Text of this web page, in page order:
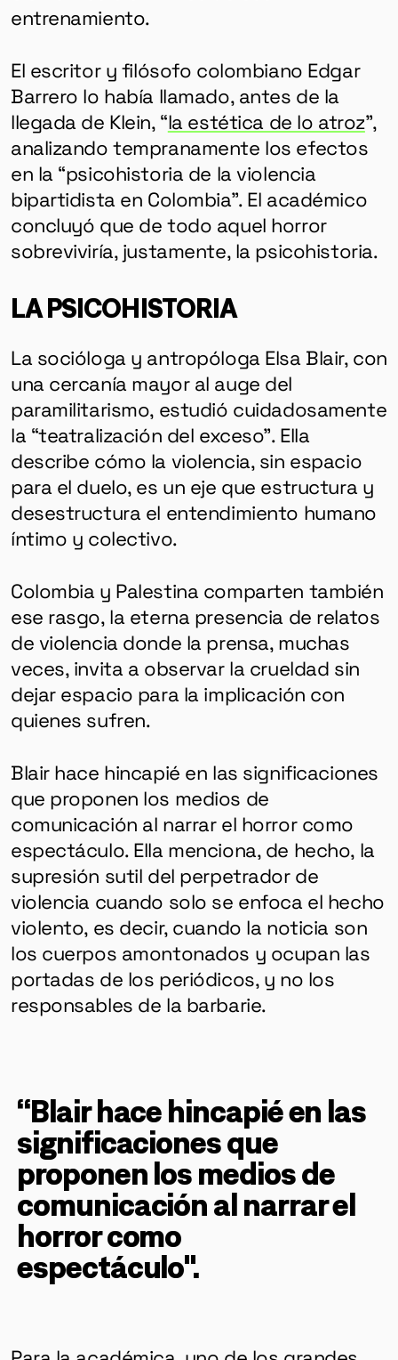
entrenamiento.
El escritor y filósofo colombiano Edgar
Barrero lo había llamado, antes de la
llegada de Klein, “la estética de lo atroz”,
analizando tempranamente los efectos
en la “psicohistoria de la violencia
bipartidista en Colombia”. El académico
concluyó que de todo aquel horror
sobreviviría, justamente, la psicohistoria.
LA PSICOHISTORIA
La socióloga y antropóloga Elsa Blair, con
una cercanía mayor al auge del
paramilitarismo, estudió cuidadosamente
la “teatralización del exceso”. Ella
describe cómo la violencia, sin espacio
para el duelo, es un eje que estructura y
desestructura el entendimiento humano
íntimo y colectivo.
Colombia y Palestina comparten también
ese rasgo, la eterna presencia de relatos
de violencia donde la prensa, muchas
veces, invita a observar la crueldad sin
dejar espacio para la implicación con
quienes sufren.
Blair hace hincapié en las significaciones
que proponen los medios de
comunicación al narrar el horror como
espectáculo. Ella menciona, de hecho, la
supresión sutil del perpetrador de
violencia cuando solo se enfoca el hecho
violento, es decir, cuando la noticia son
los cuerpos amontonados y ocupan las
portadas de los periódicos, y no los
responsables de la barbarie.
“Blair hace hincapié en las
significaciones que
proponen los medios de
comunicación al narrar el
horror como
espectáculo".